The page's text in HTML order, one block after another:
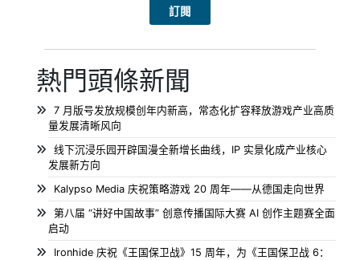
熱門頭條新聞
7 月版号发放规模创年内新高，常态化扩容释放游戏产业高质
量发展清晰风向
线下沉浸乐园开辟国漫全新增长曲线，IP 实景化成产业核心
发展新方向
Kalypso Media 庆祝策略游戏 20 周年——从德国走向世界
第八届 “讲好中国故事” 创意传播国际大赛 AI 创作主题赛全面
启动
Ironhide 庆祝《王国保卫战》15 周年，为《王国保卫战 6：